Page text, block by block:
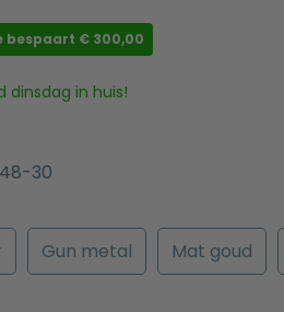
bespaart €300,00
dinsdag in huis!
30
Gun metal Mat goud